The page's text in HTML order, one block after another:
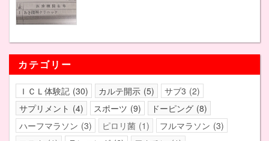
カテゴリー
ＩＣＬ体験記 30 カルテ開示 5 サブ3 2
サプリメント
4 スポーツ 9 ドーピング 8
ハーフマラソン 3 ピロリ菌 1 フルマラソン 3